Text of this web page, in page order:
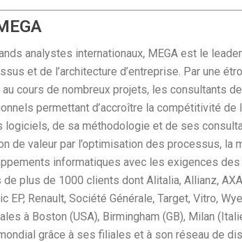
analystes internationaux, MEGA est le
et de l’architecture d’entreprise. Par une
cours de nombreux projets, les consultants
permettant d’accroître la compétitivité de
de sa méthodologie et de ses
de valeur par l’optimisation des processus, la
informatiques avec les exigences des
plus de 1000 clients dont Alitalia, Allianz,
EP, Renault, Société Générale, Target, Vitro,
à Boston (USA), Birmingham (GB), Milan
grâce à ses filiales et à son réseau de